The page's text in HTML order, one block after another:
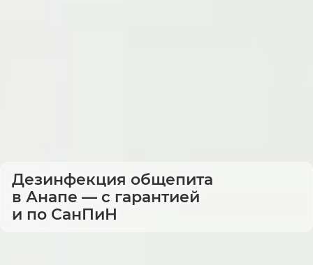
Дезинфекция общепита
в Анапе — с гарантией
и по СанПиН